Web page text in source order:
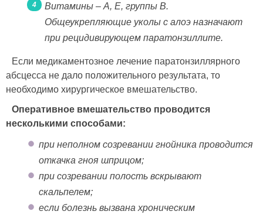
Витамины – А, Е, группы В.
Общеукрепляющие уколы с алоэ назначают
при рецидивирующем паратонзиллите.
Если медикаментозное лечение паратонзиллярного
абсцесса не дало положительного результата, то
необходимо хирургическое вмешательство.
Оперативное вмешательство проводится
несколькими способами:
при неполном созревании гнойника проводится
откачка гноя шприцом;
при созревании полость вскрывают
скальпелем;
если болезнь вызвана хроническим